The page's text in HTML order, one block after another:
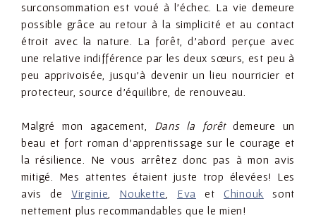
surconsommation est voué à l’échec. La vie demeure
possible grâce au retour à la simplicité et au contact
étroit avec la nature. La forêt, d’abord perçue avec
une relative indifférence par les deux sœurs, est peu à
peu apprivoisée, jusqu’à devenir un lieu nourricier et
protecteur, source d’équilibre, de renouveau.
Malgré mon agacement, Dans la forêtdemeure un
beau et fort roman d’apprentissage sur le courage et
la résilience. Ne vous arrêtez donc pas à mon avis
mitigé. Mes attentes étaient juste trop élevées! Les
avis de Virginie Noukette Eva et Chinouk sont
nettement plus recommandables que le mien!